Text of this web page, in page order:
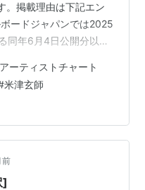
。掲載理由は下記エン
ードジャパンでは2025
同年6月4日公開分以
ールを導入。Streaming
チャート(後者は
ャートは総合100位以
同26週ランクインした
施しま…
ーティストチャート
米津玄師
前
]